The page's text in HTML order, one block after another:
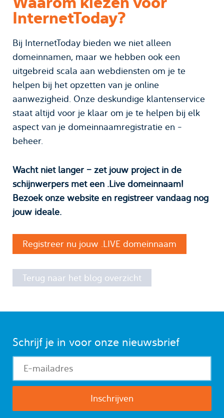
InternetToday?
Bij InternetToday bieden we niet alleen
domeinnamen, maar we hebben ook een
uitgebreid scala aan webdiensten om je te
helpen bij het opzetten van je online
aanwezigheid. Onze deskundige klantenservice
staat altijd voor je klaar om je te helpen bij elk
aspect van je domeinnaamregistratie en -
beheer.
Wacht niet langer – zet jouw project in de
schijnwerpers met een .Live domeinnaam!
Bezoek onze website en registreer vandaag nog
jouw ideale.
Registreer nu jouw .LIVE domeinnaam
Terug naar het blog overzicht
Schrijf je in voor onze nieuwsbrief